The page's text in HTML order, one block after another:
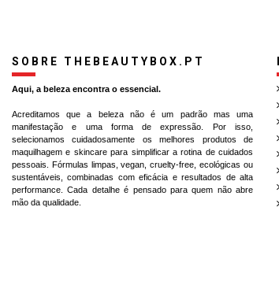
SOBRE THEBEAUTYBOX.PT
Aqui, a beleza encontra o essencial.
Acreditamos que a beleza não é um padrão mas uma
manifestação e uma forma de expressão. Por isso,
selecionamos cuidadosamente os melhores produtos de
maquilhagem e skincare para simplificar a rotina de cuidados
pessoais. Fórmulas limpas, vegan, cruelty-free, ecológicas ou
sustentáveis, combinadas com eficácia e resultados de alta
performance. Cada detalhe é pensado para quem não abre
mão da qualidade.